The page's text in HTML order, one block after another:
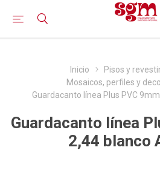
Inicio
Pisos y
Mosaicos, perfiles y
Guardacanto línea Plus PVC
Guardacanto línea
2,44 blanco